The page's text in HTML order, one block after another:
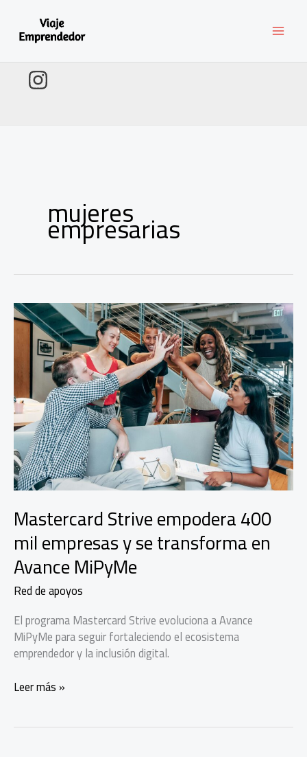
contenido
mujeres
empresarias
Mastercard Strive empodera 400
mil empresas y se transforma en
Avance MiPyMe
Red de apoyos
El programa Mastercard Strive evoluciona a Avance
MiPyMe para seguir fortaleciendo el ecosistema
emprendedor y la inclusión digital.
Mastercard
Leer más »